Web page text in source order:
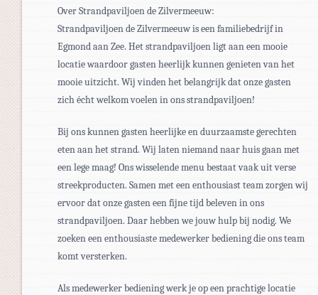
Over Strandpaviljoen de Zilvermeeuw:
Strandpaviljoen de Zilvermeeuw is een familiebedrijf in
Egmond aan Zee. Het strandpaviljoen ligt aan een mooie
locatie waardoor gasten heerlijk kunnen genieten van het
mooie uitzicht. Wij vinden het belangrijk dat onze gasten
zich écht welkom voelen in ons strandpaviljoen!
Bij ons kunnen gasten heerlijke en duurzaamste gerechten
eten aan het strand. Wij laten niemand naar huis gaan met
een lege maag! Ons wisselende menu bestaat vaak uit verse
streekproducten. Samen met een enthousiast team zorgen wij
ervoor dat onze gasten een fijne tijd beleven in ons
strandpaviljoen. Daar hebben we jouw hulp bij nodig. We
zoeken een enthousiaste medewerker bediening die ons team
komt versterken.
Als medewerker bediening werk je op een prachtige locatie